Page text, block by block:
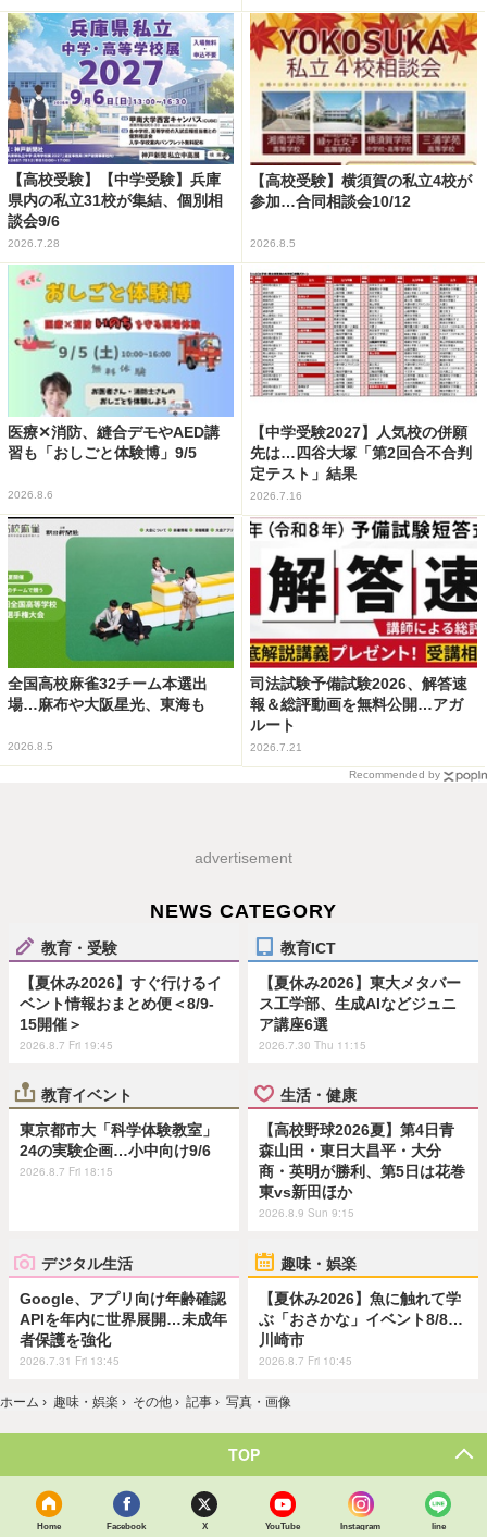
【高校受験】【中学受験】兵庫
県内の私立31校が集結、個別相
談会9/6
2026.7.28
【高校受験】横須賀の私立4校が
参加…合同相談会10/12
2026.8.5
医療✕消防、縫合デモやAED講
習も「おしごと体験博」9/5
2026.8.6
【中学受験2027】人気校の併願
先は…四谷大塚「第2回合不合判
定テスト」結果
2026.7.16
全国高校麻雀32チーム本選出
場…麻布や大阪星光、東海も
2026.8.5
司法試験予備試験2026、解答速
報＆総評動画を無料公開…アガ
ルート
2026.7.21
Recommended by
advertisement
NEWS CATEGORY
教育・受験
【夏休み2026】すぐ行けるイ
ベント情報おまとめ便＜8/9-
15開催＞
2026.8.7 Fri 19:45
教育ICT
【夏休み2026】東大メタバー
ス工学部、生成AIなどジュニ
ア講座6選
2026.7.30 Thu 11:15
教育イベント
東京都市大「科学体験教室」
24の実験企画…小中向け9/6
2026.8.7 Fri 18:15
生活・健康
【高校野球2026夏】第4日青
森山田・東日大昌平・大分
商・英明が勝利、第5日は花巻
東vs新田ほか
2026.8.9 Sun 9:15
デジタル生活
Google、アプリ向け年齢確認
APIを年内に世界展開…未成年
者保護を強化
2026.7.31 Fri 13:45
趣味・娯楽
【夏休み2026】魚に触れて学
ぶ「おさかな」イベント8/8…
川崎市
2026.8.7 Fri 10:45
ホーム › 趣味・娯楽 › その他 › 記事 › 写真・画像
TOP
Home Facebook X YouTube Instagram line